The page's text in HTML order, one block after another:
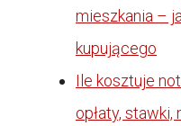
mieszkania –
kupującego
Ile kosztuje
opłaty,